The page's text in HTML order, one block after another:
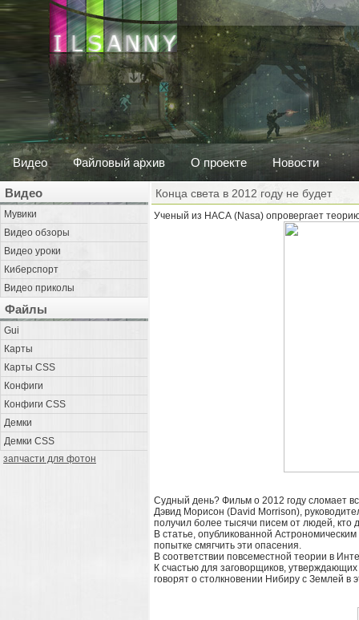
Видео Файловый архив О проекте Новости
Видео
Мувики
Видео обзоры
Видео уроки
Киберспорт
Видео приколы
Файлы
Gui
Карты
Карты CSS
Конфиги
Конфиги CSS
Демки
Демки CSS
запчасти для фотон
Конца света в 2012 году не будет
Ученый из НАСА (Nasa) опровергает теорию
Судный день? Фильм о 2012 году сломает
Дэвид Морисон (David Morrison),
получил более тысячи писем от людей, кто
В статье, опубликованной
попытке смягчить эти опасения.
В соответствии повсеместной теории в
К счастью для заговорщиков,
говорят о столкновении Нибиру с Землей в